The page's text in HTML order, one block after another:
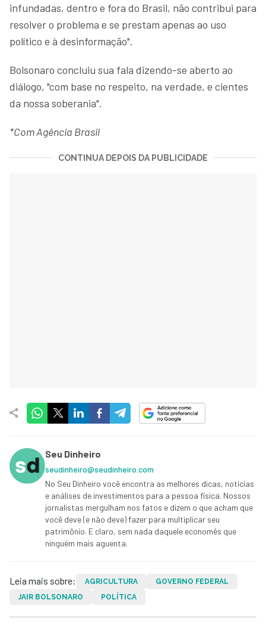
infundadas, dentro e fora do Brasil, não contribui para
resolver o problema e se prestam apenas ao uso
político e à desinformação".
Bolsonaro concluiu sua fala dizendo-se aberto ao
diálogo, "com base no respeito, na verdade, e cientes
da nossa soberania".
*Com Agência Brasil
CONTINUA DEPOIS DA PUBLICIDADE
Seu Dinheiro
seudinheiro@seudinheiro.com
No Seu Dinheiro você encontra as melhores dicas, notícias
e análises de investimentos para a pessoa física. Nossos
jornalistas mergulham nos fatos e dizem o que acham que
você deve (e não deve) fazer para multiplicar seu
patrimônio. E claro, sem nada daquele economês que
ninguém mais aguenta.
Leia mais sobre: AGRICULTURA
GOVERNO FEDERAL
JAIR BOLSONARO
POLÍTICA